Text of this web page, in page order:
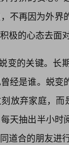
不再因为外
极的心态去面
变的关键。
经是谁。蜕
放弃家庭，
天抽出半小
道合的朋友进